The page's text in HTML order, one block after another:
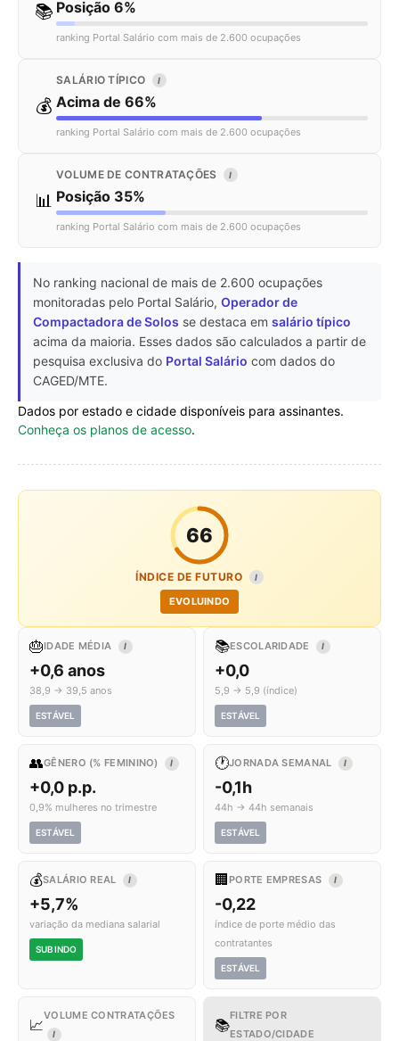
📚 Posição 6%
ranking Portal Salário com mais de 2.600 ocupações
💰
SALÁRIO TÍPICO I
Acima de 66%
ranking Portal Salário com mais de 2.600 ocupações
📊
VOLUME DE CONTRATAÇÕES I
Posição 35%
ranking Portal Salário com mais de 2.600 ocupações
No ranking nacional de mais de 2.600 ocupações
monitoradas pelo Portal Salário, Operador de
Compactadora de Solos se destaca em salário típico
acima da maioria. Esses dados são calculados a partir de
pesquisa exclusiva do Portal Salário com dados do
CAGED/MTE.
Dados por estado e cidade disponíveis para assinantes.
Conheça os planos de acesso.
66
ÍNDICE DE FUTURO I
EVOLUINDO
🎂IDADE MÉDIA I
+0,6 anos
38,9 → 39,5 anos
ESTÁVEL
📚ESCOLARIDADE I
+0,0
5,9 → 5,9 (índice)
ESTÁVEL
👥GÊNERO (% FEMININO) I
+0,0 p.p.
0,9% mulheres no trimestre
ESTÁVEL
🕐JORNADA SEMANAL I
-0,1h
44h → 44h semanais
ESTÁVEL
💰SALÁRIO REAL I
+5,7%
variação da mediana salarial
SUBINDO
🏢 PORTE EMPRESAS I
-0,22
índice de porte médio das
contratantes
ESTÁVEL
📈
VOLUME CONTRATAÇÕES
I
📚
FILTRE POR
ESTADO/CIDADE